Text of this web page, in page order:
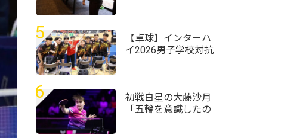
話
5
【卓球】インターハ
イ2026男子学校対抗
6
初戦白星の大藤沙月
「五輪を意識したの